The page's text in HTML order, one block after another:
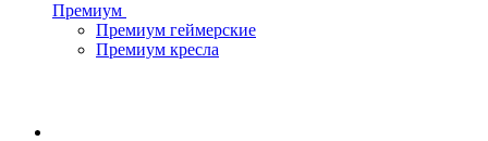
Премиум
Премиум геймерские
Премиум кресла